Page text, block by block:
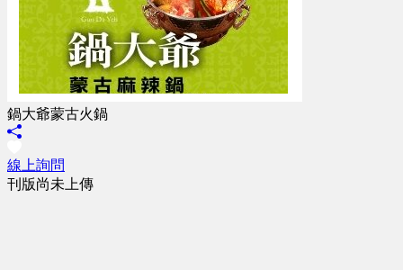
鍋大爺蒙古火鍋
線上詢問
刊版尚未上傳